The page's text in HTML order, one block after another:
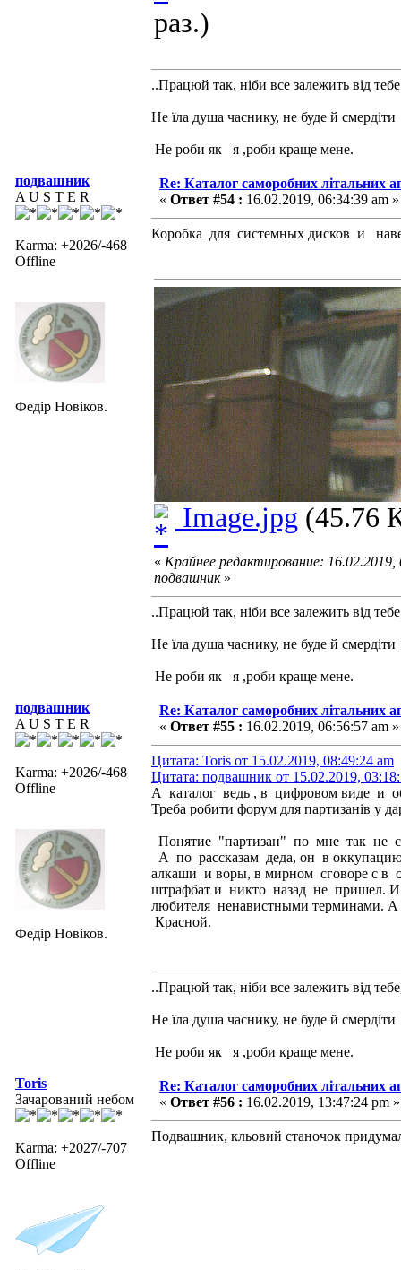
раз.)
..Працюй так, ніби все залежить від
Не їла душа часнику, не буде й смердіти
Не роби як я ,роби краще мене.
подвашник
A U S T E R
Karma: +2026/-468
Offline
Федір Новіков.
Re: Каталог саморобних літальних
« Ответ #54 : 16.02.2019, 06:34:39 am »
Коробка для системных дисков и
Image.jpg (45.76
« Крайнее редактирование:
подвашник»
..Працюй так, ніби все залежить від
Не їла душа часнику, не буде й смердіти
Не роби як я ,роби краще мене.
подвашник
A U S T E R
Karma: +2026/-468
Offline
Федір Новіков.
Re: Каталог саморобних літальних
« Ответ #55 : 16.02.2019, 06:56:57 am »
Цитата: Toris от 15.02.2019, 08:49:24 am
Цитата: подвашник от 15.02.2019,
А каталог ведь , в цифровом виде и
Треба робити форум для партизанів у
Понятие "партизан" по мне так не
А по рассказам деда, он в
алкаши и воры, в мирном сговоре с в
штрафбат и никто назад не пришел.
любителя ненавистными терминами.
Красной.
..Працюй так, ніби все залежить від
Не їла душа часнику, не буде й смердіти
Не роби як я ,роби краще мене.
Toris
Зачарований небом
Karma: +2027/-707
Offline
Re: Каталог саморобних літальних
« Ответ #56 : 16.02.2019, 13:47:24 pm »
Подвашник, кльовий станочок